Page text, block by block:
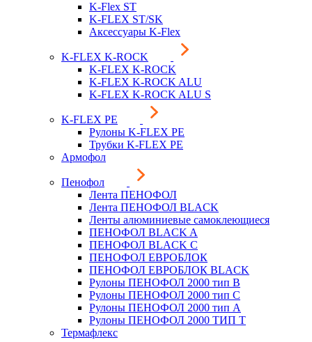
K-Flex ST
K-FLEX ST/SK
Аксессуары K-Flex
K-FLEX K-ROCK
K-FLEX K-ROCK
K-FLEX K-ROCK ALU
K-FLEX K-ROCK ALU S
K-FLEX PE
Рулоны K-FLEX PE
Трубки K-FLEX PE
Армофол
Пенофол
Лента ПЕНОФОЛ
Лента ПЕНОФОЛ BLACK
Ленты алюминиевые самоклеющиеся
ПЕНОФОЛ BLACK A
ПЕНОФОЛ BLACK С
ПЕНОФОЛ ЕВРОБЛОК
ПЕНОФОЛ ЕВРОБЛОК BLACK
Рулоны ПЕНОФОЛ 2000 тип B
Рулоны ПЕНОФОЛ 2000 тип C
Рулоны ПЕНОФОЛ 2000 тип А
Рулоны ПЕНОФОЛ 2000 ТИП Т
Термафлекс